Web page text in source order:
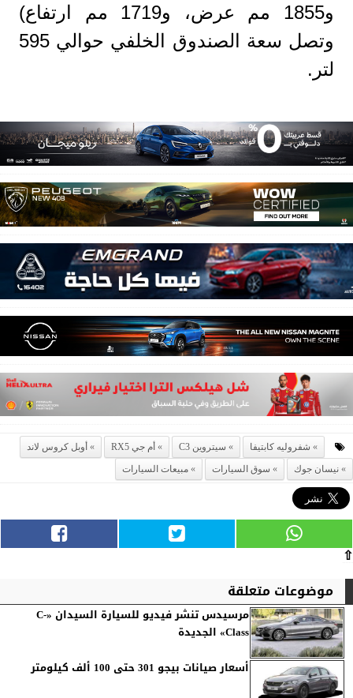
و1855 مم عرض، و1719 مم ارتفاع)
وتصل سعة الصندوق الخلفي حوالي 595
لتر.
شفروليه كابتيفا سيتروين C3 أم جي RX5
أوبل كروس لاند
نيسان جوك
سوق السيارات مبيعات السيارات
⇧
موضوعات متعلقة
مرسيدس تنشر فيديو للسيارة السيدان «C-
Class» الجديدة
أسعار صيانات بيجو 301 حتى 100 ألف كيلومتر